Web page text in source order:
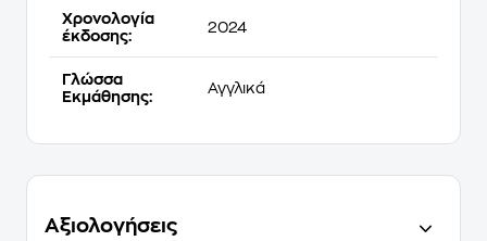
Χρονολογία
έκδοσης:
2024
Γλώσσα
Εκμάθησης:
Αγγλικά
Αξιολογήσεις